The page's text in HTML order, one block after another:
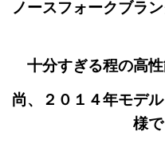
ノースフォークブラ
十分すぎる程の高
尚、２０１４年モデ
様で